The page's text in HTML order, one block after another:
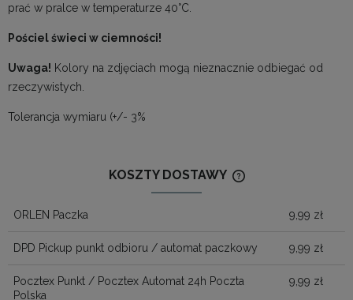
prać w pralce w temperaturze 40°C.
Pościel świeci w ciemności!
Uwaga! Kolory na zdjęciach mogą nieznacznie odbiegać od
rzeczywistych.
Tolerancja wymiaru (+/- 3%
KOSZTY DOSTAWY
ORLEN Paczka 9,99 zł
DPD Pickup punkt odbioru / automat paczkowy 9,99 zł
Pocztex Punkt / Pocztex Automat 24h Poczta
Polska
9,99 zł